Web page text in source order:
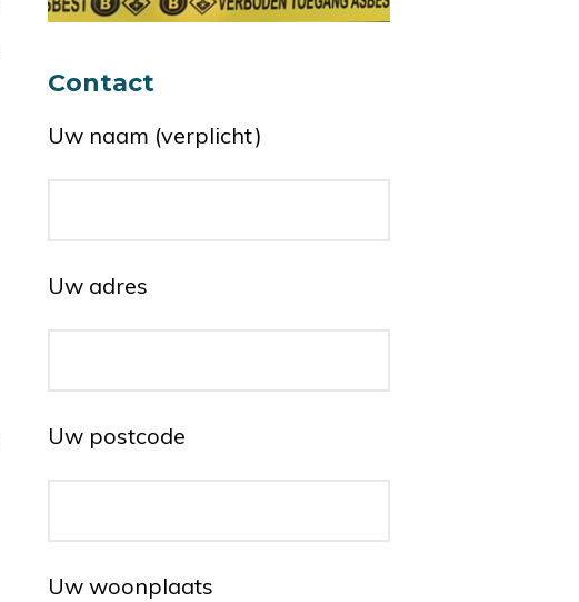
Contact
Uw naam (verplicht)
Uw adres
Uw postcode
Uw woonplaats